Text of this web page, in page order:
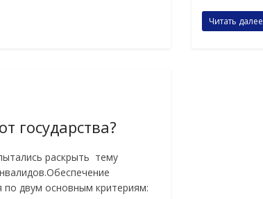
Читать далее
государства?
раскрыть тему
двум основным критериям: